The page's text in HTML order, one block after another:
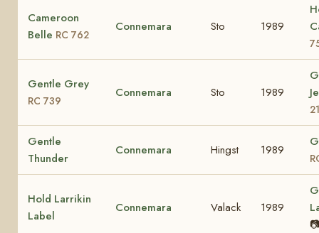
Cameroon
Belle RC 762
Connemara Sto 1989
Gentle Grey
RC 739
Connemara Sto 1989
Gentle
Thunder
Connemara Hingst 1989
Hold Larrikin
Label
Connemara Valack 1989